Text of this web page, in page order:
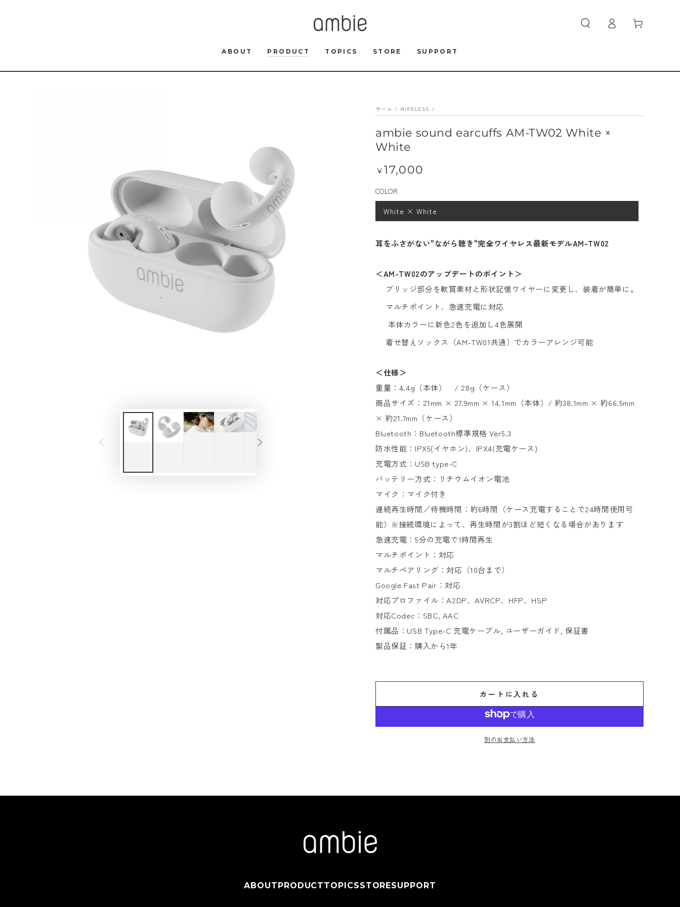
ABOUT PRODUCT TOPICS STORE SUPPORT
グ
イ
ー
ダ
く
ホーム / WIRELESS /
ambie sound earcuffs AM-TW02 White ×
White
定
¥ 17,000
COLOR
White × White
耳をふさがない"ながら聴き"完全ワイヤレス最新モデルAM-TW02
＜AM-TW02のアップデートのポイント＞
ブリッジ部分を軟質素材と形状記憶ワイヤーに変更し、装着が簡単に。
マルチポイント、急速充電に対応
本体カラーに新色2色を追加し4色展開
着せ替えソックス（AM-TW01共通）でカラーアレンジ可能
＜仕様＞
重量： 4.4g（本体） / 28g（ケース）
商品サイズ：21mm × 27.9mm × 14.1mm（本体）/ 約38.1mm × 約66.5mm
× 約21.7mm（ケース）
Bluetooth：Bluetooth標準規格 Ver5.3
防水性能：IPX5(イヤホン)、IPX4(充電ケース)
充電方式：USB type-C
バッテリー方式：リチウムイオン電池
マイク：マイク付き
連続再生時間／待機時間：約6時間（ケース充電することで24時間使用可
能）※接続環境によって、再生時間が3割ほど短くなる場合があります
急速充電：5分の充電で1時間再生
マルチポイント：対応
マルチペアリング：対応（10台まで）
Google Fast Pair：対応
対応プロファイル：A2DP、AVRCP、HFP、HSP
対応Codec：SBC, AAC
付属品：USB Type-C 充電ケーブル, ユーザーガイド, 保証書
製品保証：購入から1年
カートに入れる
別のお支払い方法
ABOUTPRODUCTTOPICSSTORESUPPORT